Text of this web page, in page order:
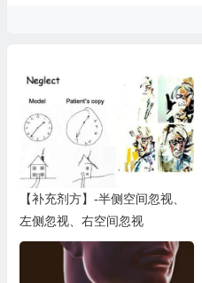
【补充剂方】-半侧空间忽视、
左侧忽视、右空间忽视